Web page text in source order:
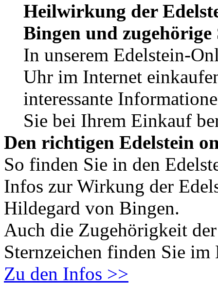
Heilwirkung der
Bingen und zugehörige
In unserem Edelstein-
Uhr im Internet
interessante
Sie bei Ihrem Einkauf
Den richtigen Edelstein
So finden Sie in den
Infos zur Wirkung der
Hildegard von Bingen.
Auch die Zugehörigkeit
Sternzeichen finden Sie
Zu den Infos >>